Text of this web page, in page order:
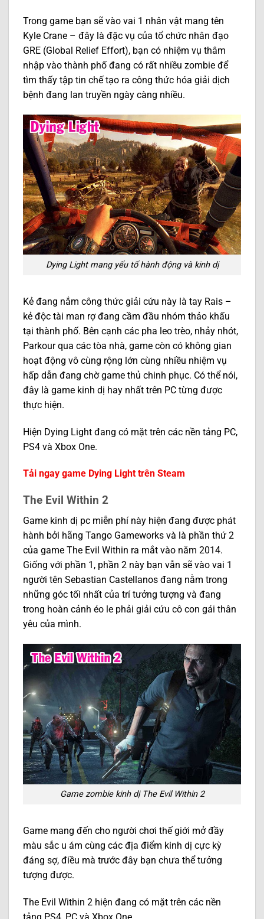
Trong game bạn sẽ vào vai 1 nhân vật mang tên
Kyle Crane – đây là đặc vụ của tổ chức nhân đạo
GRE (Global Relief Effort), bạn có nhiệm vụ thâm
nhập vào thành phố đang có rất nhiều zombie để
tìm thấy tập tin chế tạo ra công thức hóa giải dịch
bệnh đang lan truyền ngày càng nhiều.
Dying Light mang yếu tố hành động và kinh dị
Kẻ đang nắm công thức giải cứu này là tay Rais –
kẻ độc tài man rợ đang cầm đầu nhóm thảo khấu
tại thành phố. Bên cạnh các pha leo trèo, nhảy nhót,
Parkour qua các tòa nhà, game còn có không gian
hoạt động vô cùng rộng lớn cùng nhiều nhiệm vụ
hấp dẫn đang chờ game thủ chinh phục. Có thể nói,
đây là game kinh dị hay nhất trên PC từng được
thực hiện.
Hiện Dying Light đang có mặt trên các nền tảng PC,
PS4 và Xbox One.
Tải ngay game Dying Light trên Steam
The Evil Within 2
Game kinh dị pc miễn phí này hiện đang được phát
hành bởi hãng Tango Gameworks và là phần thứ 2
của game The Evil Within ra mắt vào năm 2014.
Giống với phần 1, phần 2 này bạn vẫn sẽ vào vai 1
người tên Sebastian Castellanos đang nằm trong
những góc tối nhất của trí tưởng tượng và đang
trong hoàn cảnh éo le phải giải cứu cô con gái thân
yêu của mình.
Game zombie kinh dị The Evil Within 2
Game mang đến cho người chơi thế giới mở đầy
màu sắc u ám cùng các địa điểm kinh dị cực kỳ
đáng sợ, điều mà trước đây bạn chưa thể tưởng
tượng được.
The Evil Within 2 hiện đang có mặt trên các nền